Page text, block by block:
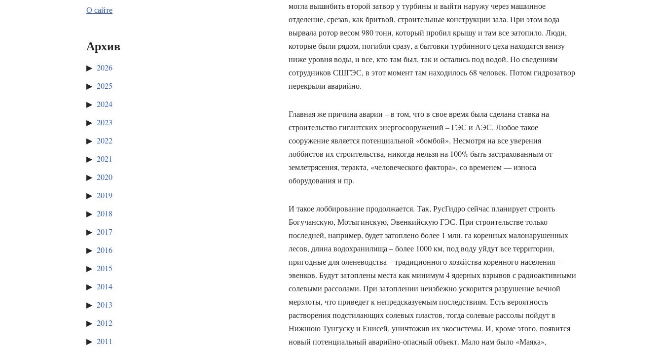
О сайте
Архив
2026
2025
2024
2023
2022
2021
2020
2019
2018
2017
2016
2015
2014
2013
2012
2011
могла вышибить второй затвор у турбины и выйти наружу через машинное
отделение, срезав, как бритвой, строительные конструкции зала. При этом вода
вырвала ротор весом 980 тонн, который пробил крышу и там все затопило. Люди,
которые были рядом, погибли сразу, а бытовки турбинного цеха находятся внизу
ниже уровня воды, и все, кто там был, так и остались под водой. По сведениям
сотрудников СШГЭС, в этот момент там находилось 68 человек. Потом гидрозатвор
перекрыли аварийно.
Главная же причина аварии – в том, что в свое время была сделана ставка на
строительство гигантских энергосооружений – ГЭС и АЭС. Любое такое
сооружение является потенциальной «бомбой». Несмотря на все уверения
лоббистов их строительства, никогда нельзя на 100% быть застрахованным от
землетрясения, теракта, «человеческого фактора», со временем — износа
оборудования и пр.
И такое лоббирование продолжается. Так, РусГидро сейчас планирует строить
Богучанскую, Мотыгинскую, Эвенкийскую ГЭС. При строительстве только
последней, например, будет затоплено более 1 млн. га коренных малонарушенных
лесов, длина водохранилища – более 1000 км, под воду уйдут все территории,
пригодные для оленеводства – традиционного хозяйства коренного населения –
эвенков. Будут затоплены места как минимум 4 ядерных взрывов с радиоактивными
солевыми рассолами. При затоплении неизбежно ускорится разрушение вечной
мерзлоты, что приведет к непредсказуемым последствиям. Есть вероятность
растворения подстилающих солевых пластов, тогда солевые рассолы пойдут в
Нижнюю Тунгуску и Енисей, уничтожив их экосистемы. И, кроме этого, появится
новый потенциальный аварийно-опасный объект. Мало нам было «Маяка»,